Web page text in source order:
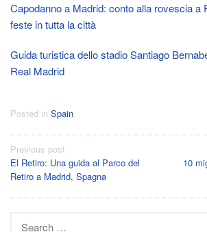
Capodanno a Madrid: conto alla rovescia a
feste in tutta la città
Guida turistica dello stadio Santiago
Real Madrid
Posted in Spain
Post
navigation
Previous post
El Retiro: Una guida al Parco del
Retiro a Madrid, Spagna
10